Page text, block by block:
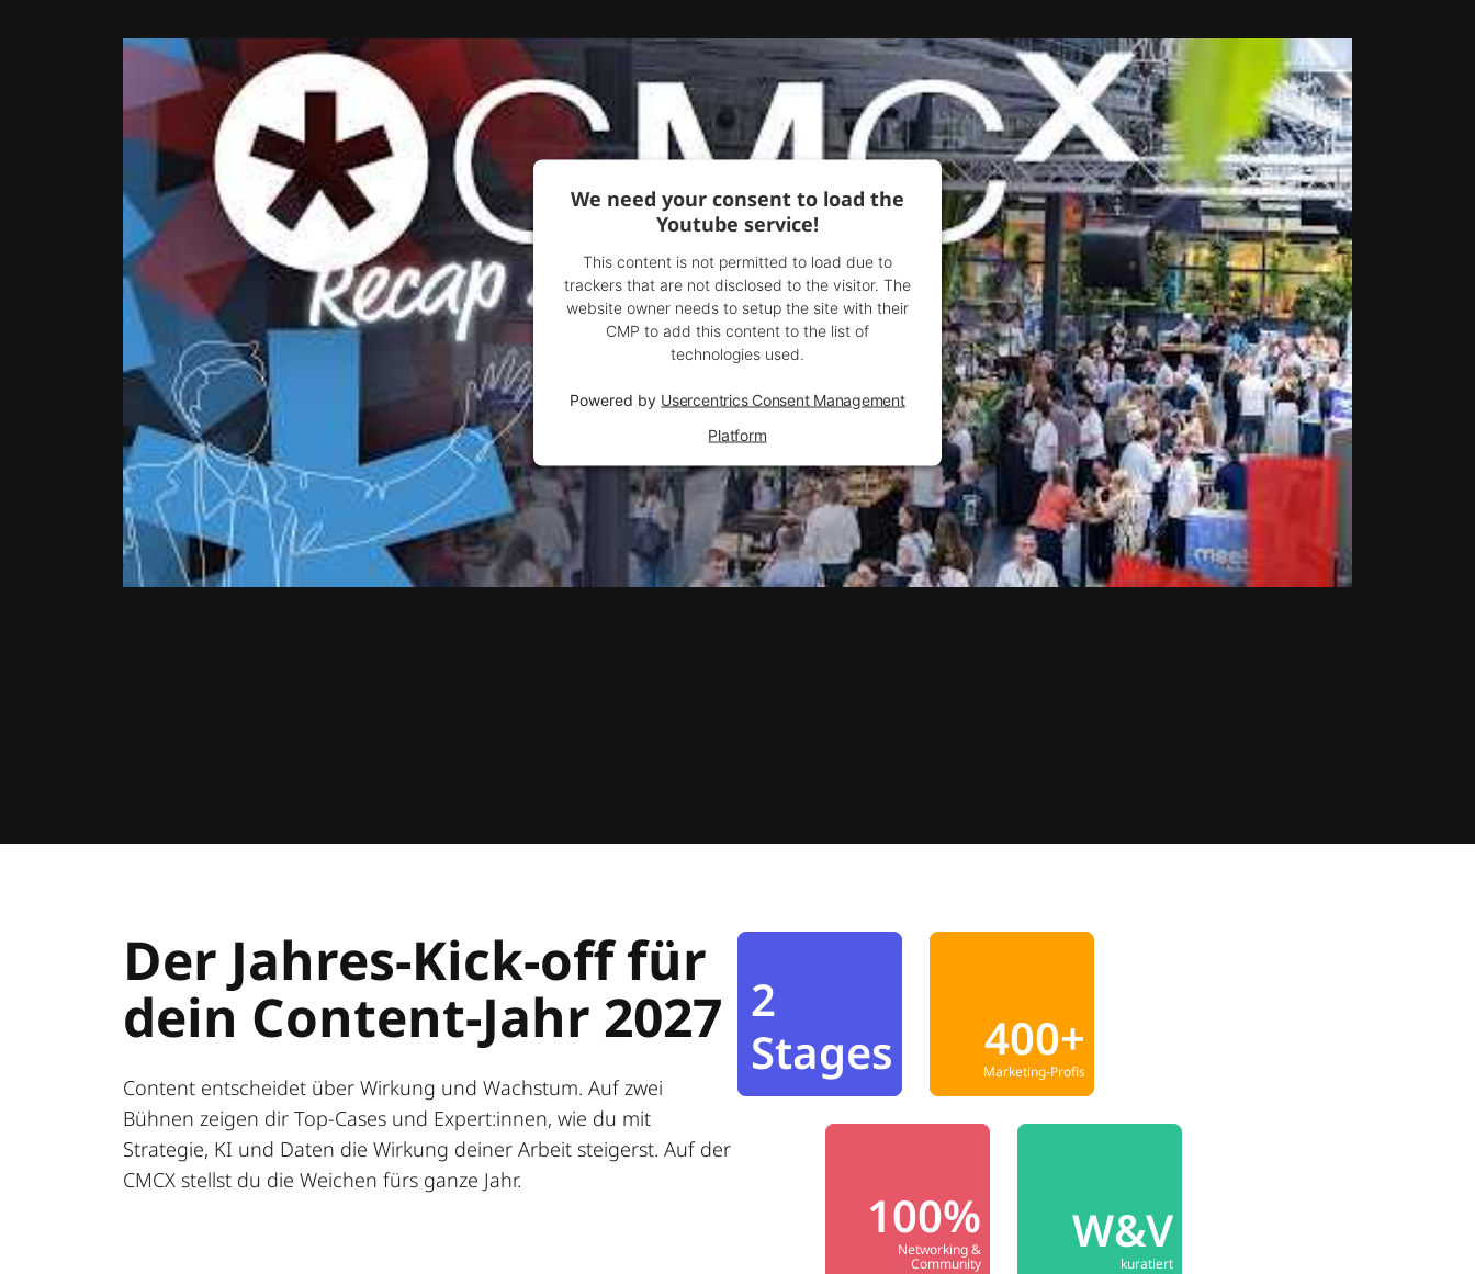
We need your consent to load the
Youtube service!
This content is not permitted to load due to
trackers that are not disclosed to the visitor. The
website owner needs to setup the site with their
CMP to add this content to the list of
technologies used.
Powered by Usercentrics Consent Management
Platform
Der Jahres-Kick-off für
dein Content-Jahr 2027
Content entscheidet über Wirkung und Wachstum. Auf zwei
Bühnen zeigen dir Top-Cases und Expert:innen, wie du mit
Strategie, KI und Daten die Wirkung deiner Arbeit steigerst. Auf der
CMCX stellst du die Weichen fürs ganze Jahr.
2
Stages
400+
Marketing-Profis
100%
Networking &
Community
W&V
kuratiert